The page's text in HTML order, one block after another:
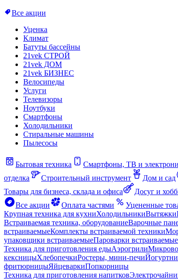
Все акции
Уценка
Климат
Батуты бассейны
21vek СТРОЙ
21vek ДОМ
21vek БИЗНЕС
Велосипеды
Услуги
Телевизоры
Ноутбуки
Смартфоны
Холодильники
Стиральные машины
Пылесосы
Бытовая техника Смартфоны, ТВ и
отделка
Строительный инструмент Дом и сад
Товары для бизнеса, склада и офиса
Досуг и
Все акции
Оплата частями Уцененные
Крупная техника для кухниХолодильникиВытяжки
Встраиваемая техника, оборудованиеВарочные
встраиваемыеКомплекты встраиваемой техники
упаковщики встраиваемыеПароварки встраиваемые
Техника для приготовления едыАэрогрили
кексницыХлебопечкиРостеры, мини-печи
фритюрницыЯйцеваркиПопкорницы
Техника для приготовления напитков